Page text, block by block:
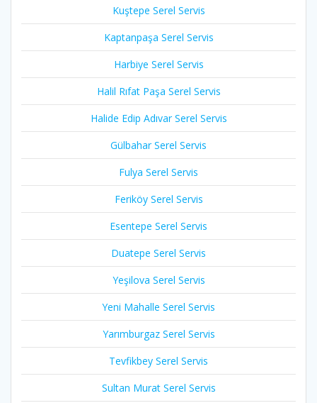
Kuştepe Serel Servis
Kaptanpaşa Serel Servis
Harbiye Serel Servis
Halil Rıfat Paşa Serel Servis
Halide Edip Adıvar Serel Servis
Gülbahar Serel Servis
Fulya Serel Servis
Feriköy Serel Servis
Esentepe Serel Servis
Duatepe Serel Servis
Yeşilova Serel Servis
Yeni Mahalle Serel Servis
Yarımburgaz Serel Servis
Tevfikbey Serel Servis
Sultan Murat Serel Servis